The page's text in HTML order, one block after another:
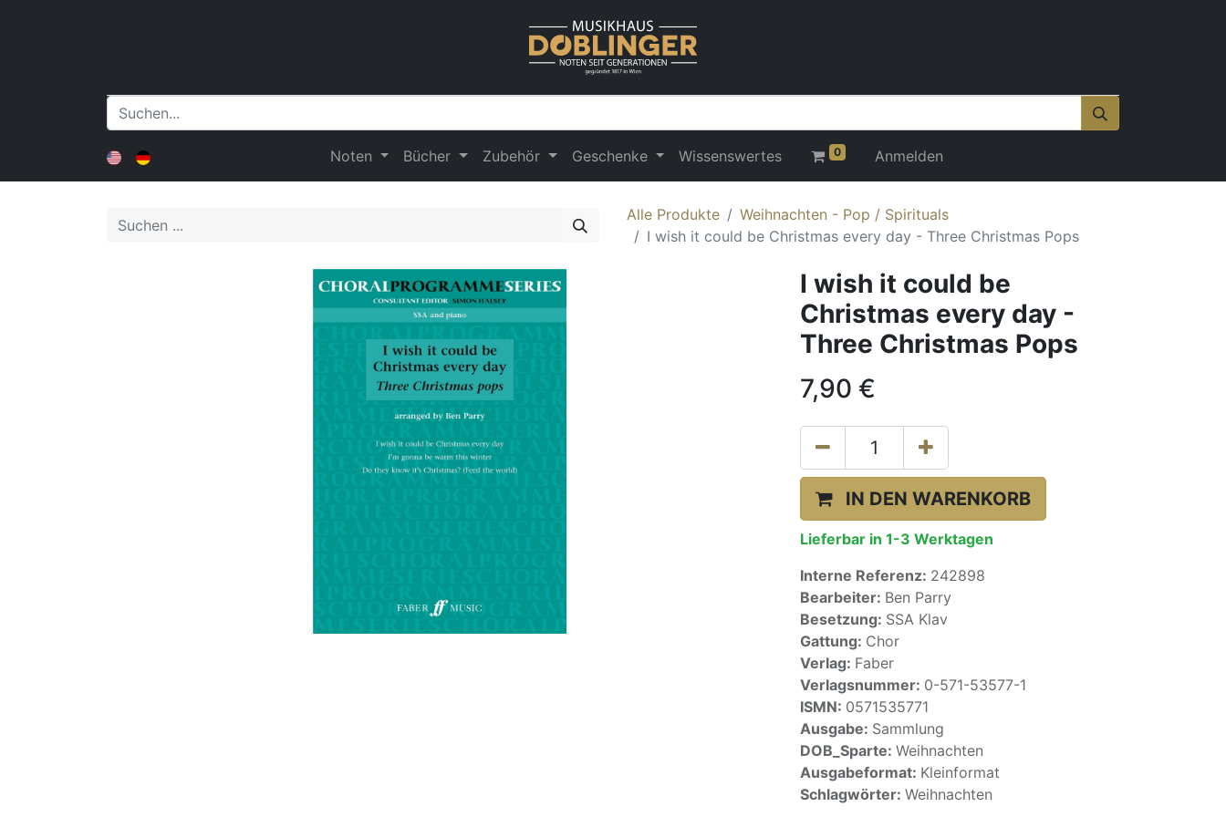
Noten Bücher Zubehör Geschenke Wissenswertes 0 Anmelden
Alle Produkte
Weihnachten - Pop / Spirituals
I wish it could be Christmas every day - Three Christmas Pops
I wish it could be
Christmas every day -
Three Christmas Pops
7,90 €
IN DEN WARENKORB
Lieferbar in 1-3 Werktagen
Interne Referenz: 242898
Bearbeiter: Ben Parry
Besetzung: SSA Klav
Gattung: Chor
Verlag: Faber
Verlagsnummer: 0-571-53577-1
ISMN: 0571535771
Ausgabe: Sammlung
DOB_Sparte: Weihnachten
Ausgabeformat: Kleinformat
Schlagwörter: Weihnachten